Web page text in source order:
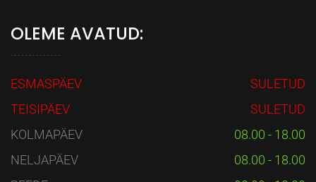
OLEME AVATUD:
ESMASPÄEV
SULETUD
TEISIPÄEV
SULETUD
KOLMAPÄEV
08.00 - 18.00
NELJAPÄEV
08.00 - 18.00